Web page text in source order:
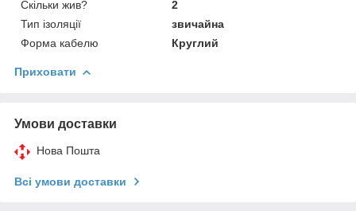
Скільки жив?
2
Тип ізоляції
звичайна
Форма кабелю
Круглий
Приховати
Умови доставки
Нова Пошта
Всі умови доставки